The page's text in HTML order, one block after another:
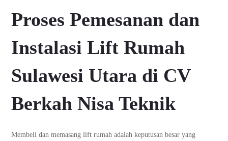
Proses Pemesanan dan
Instalasi Lift Rumah
Sulawesi Utara di CV
Berkah Nisa Teknik
Membeli dan memasang lift rumah adalah keputusan besar yang